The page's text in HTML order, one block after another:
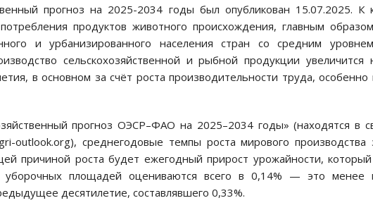
прогноз на 2025-2034 годы был опубликован 15.07.2025. К
продуктов животного происхождения, главным
и урбанизированного населения стран со средним
сельскохозяйственной и рыбной продукции увеличится
в основном за счёт роста производительности труда, особенно
прогноз ОЭСР–ФАО на 2025–2034 годы» (находятся в
outlook.org), среднегодовые темпы роста мирового производства
причиной роста будет ежегодный прирост урожайности, который
площадей оцениваются всего в 0,14% — это менее
десятилетие, составлявшего 0,33%.